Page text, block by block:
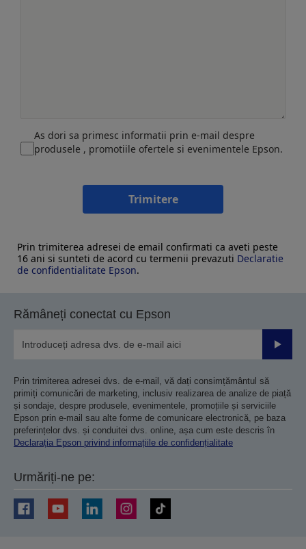
As dori sa primesc informatii prin e-mail despre
produsele , promotiile ofertele si evenimentele Epson.
Trimitere
Prin trimiterea adresei de email confirmati ca aveti peste
16 ani si sunteti de acord cu termenii prevazuti Declaratie
de confidentialitate Epson.
Rămâneți conectat cu Epson
Prin trimiterea adresei dvs. de e-mail, vă dați consimțământul să
primiți comunicări de marketing, inclusiv realizarea de analize de piață
și sondaje, despre produsele, evenimentele, promoțiile și serviciile
Epson prin e-mail sau alte forme de comunicare electronică, pe baza
preferințelor dvs. și conduitei dvs. online, așa cum este descris în
Declarația Epson privind informațiile de confidențialitate
Urmăriți-ne pe: